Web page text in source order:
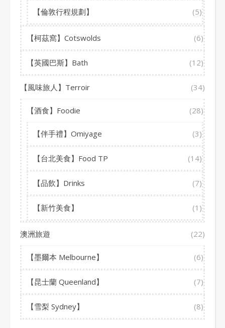
【倫敦行程規劃】 (5)
【柯茲窩】Cotswolds (6)
【英國巴斯】Bath (12)
【風味旅人】Terroir (34)
【酒食】Foodie (28)
【伴手禮】Omiyage (3)
【台北美食】Food TP (14)
【品飲】Drinks (7)
【新竹美食】 (1)
澳洲旅遊 (22)
【墨爾本 Melbourne】 (6)
【昆士蘭 Queenland】 (7)
【雪梨 Sydney】 (8)